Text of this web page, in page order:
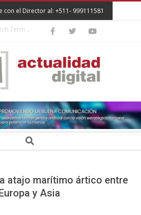
con el Director al: +511- 999111581
Search
atajo marítimo ártico entre
y Asia